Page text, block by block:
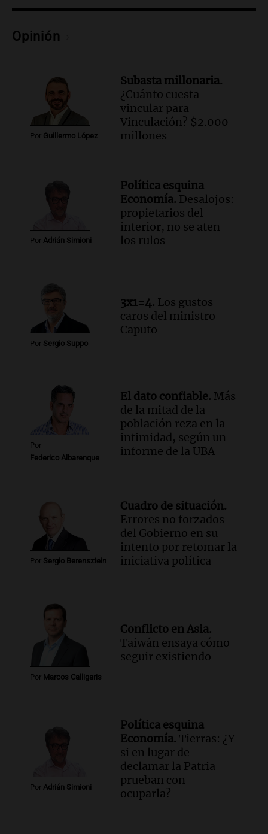
Episodios
Audio.
agua entra por donde menos
Episodios
Opinión
Por Guillermo López
Subasta millonaria.
¿Cuánto cuesta
vincular para
Vinculación? $2.000
millones
Por Adrián Simioni
Política esquina
Economía. Desalojos:
propietarios del
interior, no se aten
los rulos
Por Sergio Suppo
3x1=4. Los gustos
caros del ministro
Caputo
Por
Federico Albarenque
El dato confiable. Más
de la mitad de la
población reza en la
intimidad, según un
informe de la UBA
Por Sergio Berensztein
Cuadro de situación.
Errores no forzados
del Gobierno en su
intento por retomar la
iniciativa política
Por Marcos Calligaris
Conflicto en Asia.
Taiwán ensaya cómo
seguir existiendo
Por Adrián Simioni
Política esquina
Economía. Tierras: ¿Y
si en lugar de
declamar la Patria
prueban con
ocuparla?